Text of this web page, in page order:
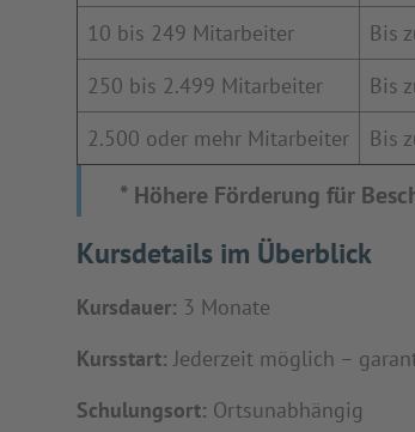
10 bis 249 Mitarbeiter
Bis
250 bis 2.499 Mitarbeiter
Bis
2.500 oder mehr Mitarbeiter
Bis
* Höhere Förderung für
Kursdetails im Überblick
Kursdauer: 3 Monate
Kursstart: Jederzeit möglich –
Schulungsort: Ortsunabhängig